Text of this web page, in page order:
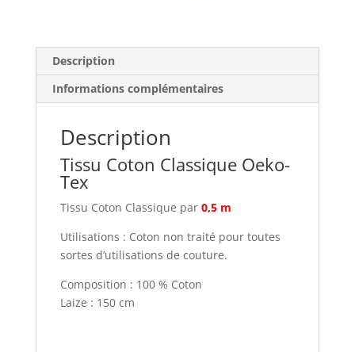
Description
Informations complémentaires
Description
Tissu Coton Classique Oeko-
Tex
Tissu Coton Classique par 0,5 m
Utilisations : Coton non traité pour toutes
sortes d’utilisations de couture.
Composition : 100 % Coton
Laize : 150 cm